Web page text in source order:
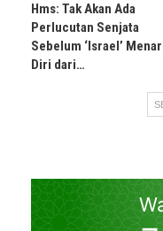
Hms: Tak Akan Ada
Perlucutan Senjata
Sebelum ‘Israel’
Diri dari…